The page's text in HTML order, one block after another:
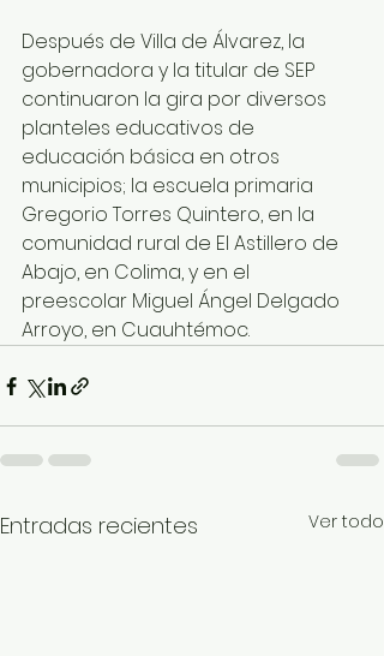
Después de Villa de Álvarez, la
gobernadora y la titular de SEP
continuaron la gira por diversos
planteles educativos de
educación básica en otros
municipios; la escuela primaria
Gregorio Torres Quintero, en la
comunidad rural de El Astillero de
Abajo, en Colima, y en el
preescolar Miguel Ángel Delgado
Arroyo, en Cuauhtémoc.
Entradas recientes Ver todo